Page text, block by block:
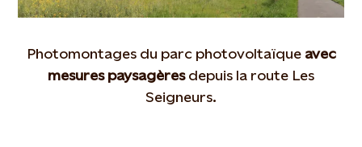
Photomontages du parc photovoltaïque avec
mesures paysagèresdepuis la route Les
Seigneurs.